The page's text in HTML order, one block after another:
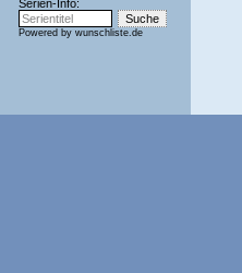
Serien-Info:
Powered by wunschliste.de